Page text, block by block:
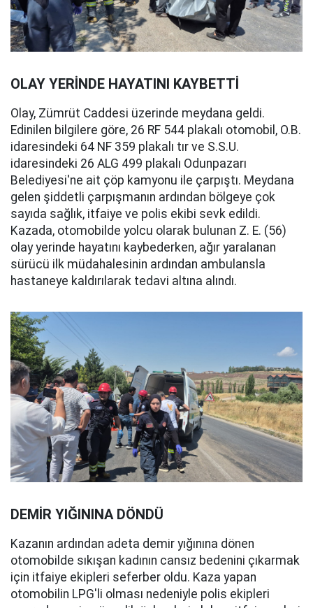
OLAY YERİNDE HAYATINI KAYBETTİ
Olay, Zümrüt Caddesi üzerinde meydana geldi.
Edinilen bilgilere göre, 26 RF 544 plakalı otomobil, O.B.
idaresindeki 64 NF 359 plakalı tır ve S.S.U.
idaresindeki 26 ALG 499 plakalı Odunpazarı
Belediyesi'ne ait çöp kamyonu ile çarpıştı. Meydana
gelen şiddetli çarpışmanın ardından bölgeye çok
sayıda sağlık, itfaiye ve polis ekibi sevk edildi.
Kazada, otomobilde yolcu olarak bulunan Z. E. (56)
olay yerinde hayatını kaybederken, ağır yaralanan
sürücü ilk müdahalesinin ardından ambulansla
hastaneye kaldırılarak tedavi altına alındı.
DEMİR YIĞININA DÖNDÜ
Kazanın ardından adeta demir yığınına dönen
otomobilde sıkışan kadının cansız bedenini çıkarmak
için itfaiye ekipleri seferber oldu. Kaza yapan
otomobilin LPG'li olması nedeniyle polis ekipleri